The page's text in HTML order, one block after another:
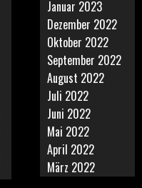
Januar 2023
Dezember 2022
Oktober 2022
September 2022
August 2022
Juli 2022
Juni 2022
Mai 2022
April 2022
März 2022